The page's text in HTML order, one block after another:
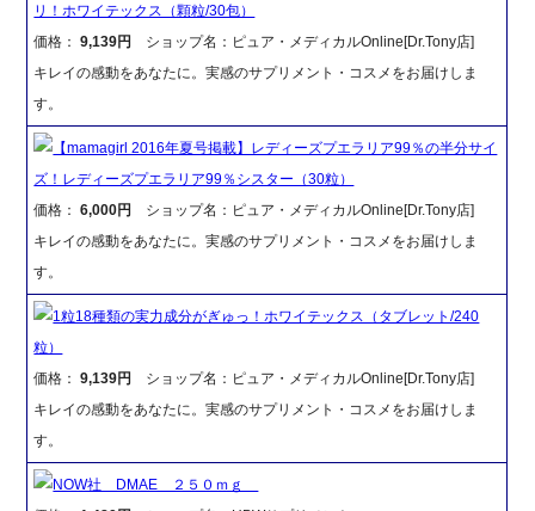
リ！ホワイテックス（顆粒/30包）
価格：9,139円
ショップ名：ピュア・メディカルOnline[Dr.Tony店]
キレイの感動をあなたに。実感のサプリメント・コスメをお届けしま
す。
【mamagirl 2016年夏号掲載】レディーズプエラリア99％の半分サイ
ズ！レディーズプエラリア99％シスター（30粒）
価格：6,000円
ショップ名：ピュア・メディカルOnline[Dr.Tony店]
キレイの感動をあなたに。実感のサプリメント・コスメをお届けしま
す。
1粒18種類の実力成分がぎゅっ！ホワイテックス（タブレット/240
粒）
価格：9,139円
ショップ名：ピュア・メディカルOnline[Dr.Tony店]
キレイの感動をあなたに。実感のサプリメント・コスメをお届けしま
す。
NOW社 DMAE ２５０ｍｇ